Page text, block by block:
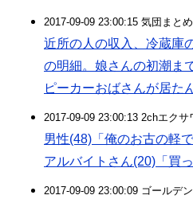
2017-09-09 23:00:15 気団まと
近所の人の収入、冷蔵庫
の明細。娘さんの初潮ま
ピーカーおばさんが居た
2017-09-09 23:00:13 2chエクサ
男性(48)「俺のお古の軽
アルバイトさん(20)「買っ
2017-09-09 23:00:09 ゴールデ